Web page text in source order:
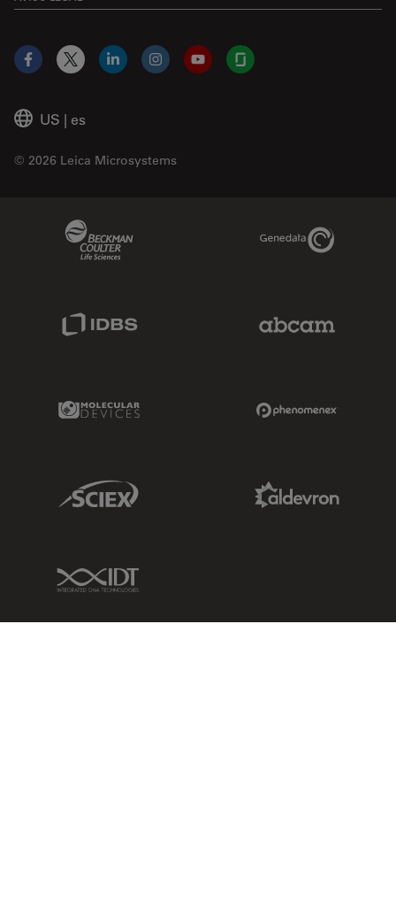
US | es
© 2026 Leica Microsystems
Facebook
X LinkedInInstagramYouTubeGlassdoor
Genedata Link
Molecular Devices Link
Sciex Link
IDT Link